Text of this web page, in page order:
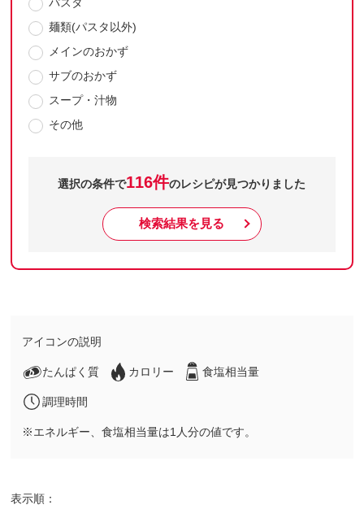
麺類(パスタ以外)
メインのおかず
サブのおかず
スープ・汁物
その他
選択の条件で116件のレシピが見つかりました
検索結果を見る
アイコンの説明
たんぱく質 カロリー 食塩相当量
調理時間
※エネルギー、食塩相当量は1人分の値です。
表示順：